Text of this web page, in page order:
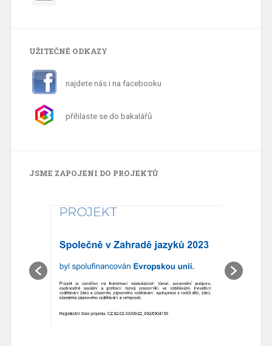
UŽITEČNÉ ODKAZY
najdete nás i na facebooku
přihlaste se do bakalářů
JSME ZAPOJENI DO PROJEKTŮ